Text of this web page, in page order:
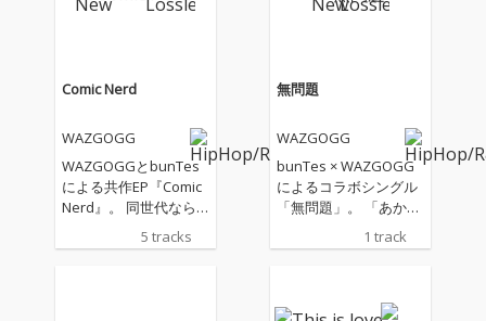
Comic Nerd
WAZGOGG
WAZGOGGとbunTes
による共作EP『Comic
Nerd』。 同世代なら
ではの感覚を共有する
二人が、ラップとダン
5 tracks
無問題
WAZGOGG
bunTes × WAZGOGG
によるコラボシングル
「無問題」。 「あから
さにやべー」「SPIN」
に続く、両者によるコ
ードな四つ打ちビート
1 track